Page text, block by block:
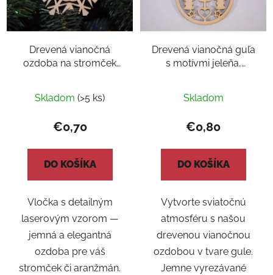
Drevená vianočná
ozdoba na stromček
Skladom (>5 ks)
€0,70
DO KOŠÍKA
Vločka s detailným
laserovým vzorom —
jemná a elegantná
ozdoba pre váš
stromček či aranžmán.
Drevená vianočná guľa
s motívmi jeleňa,
Skladom
€0,80
DO KOŠÍKA
Vytvorte sviatočnú
atmosféru s našou
drevenou vianočnou
ozdobou v tvare gule.
Jemne vyrezávané